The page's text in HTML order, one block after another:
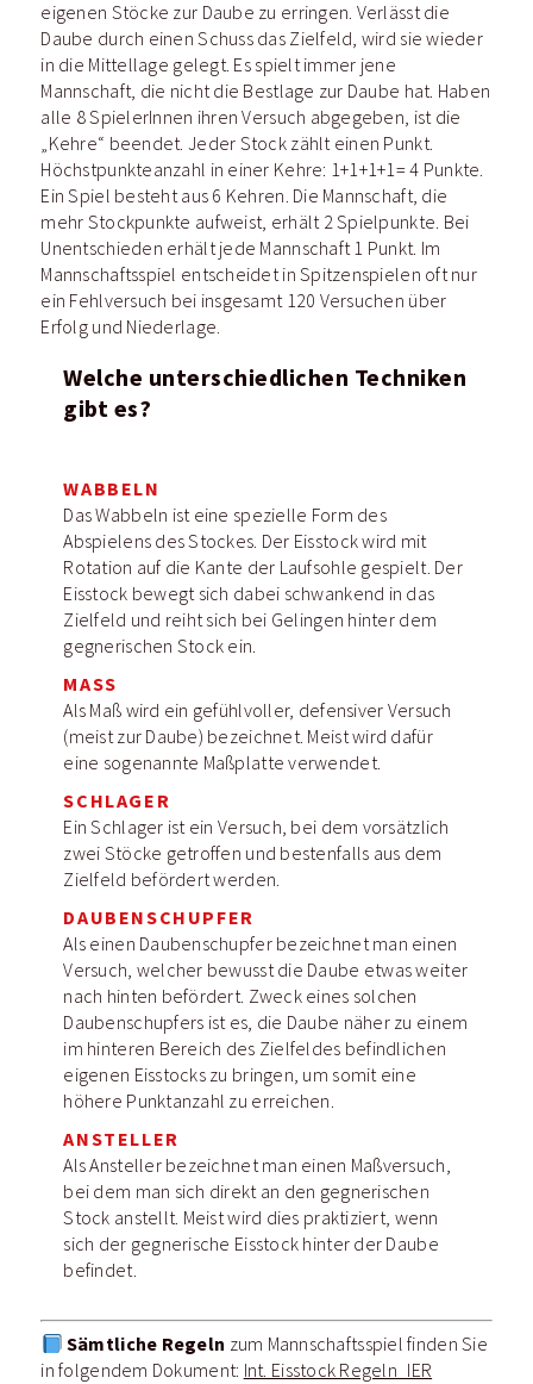
eigenen Stöcke zur Daube zu erringen. Verlässt die
Daube durch einen Schuss das Zielfeld, wird sie wieder
in die Mittellage gelegt. Es spielt immer jene
Mannschaft, die nicht die Bestlage zur Daube hat. Haben
alle 8 SpielerInnen ihren Versuch abgegeben, ist die
„Kehre“ beendet. Jeder Stock zählt einen Punkt.
Höchstpunkteanzahl in einer Kehre: 1+1+1+1= 4 Punkte.
Ein Spiel besteht aus 6 Kehren. Die Mannschaft, die
mehr Stockpunkte aufweist, erhält 2 Spielpunkte. Bei
Unentschieden erhält jede Mannschaft 1 Punkt. Im
Mannschaftsspiel entscheidet in Spitzenspielen oft nur
ein Fehlversuch bei insgesamt 120 Versuchen über
Erfolg und Niederlage.
Welche unterschiedlichen Techniken
gibt es?
WABBELN
Das Wabbeln ist eine spezielle Form des
Abspielens des Stockes. Der Eisstock wird mit
Rotation auf die Kante der Laufsohle gespielt. Der
Eisstock bewegt sich dabei schwankend in das
Zielfeld und reiht sich bei Gelingen hinter dem
gegnerischen Stock ein.
MASS
Als Maß wird ein gefühlvoller, defensiver Versuch
(meist zur Daube) bezeichnet. Meist wird dafür
eine sogenannte Maßplatte verwendet.
SCHLAGER
Ein Schlager ist ein Versuch, bei dem vorsätzlich
zwei Stöcke getroffen und bestenfalls aus dem
Zielfeld befördert werden.
DAUBENSCHUPFER
Als einen Daubenschupfer bezeichnet man einen
Versuch, welcher bewusst die Daube etwas weiter
nach hinten befördert. Zweck eines solchen
Daubenschupfers ist es, die Daube näher zu einem
im hinteren Bereich des Zielfeldes befindlichen
eigenen Eisstocks zu bringen, um somit eine
höhere Punktanzahl zu erreichen.
ANSTELLER
Als Ansteller bezeichnet man einen Maßversuch,
bei dem man sich direkt an den gegnerischen
Stock anstellt. Meist wird dies praktiziert, wenn
sich der gegnerische Eisstock hinter der Daube
befindet.
Sämtliche Regeln zum Mannschaftsspiel finden Sie
in folgendem Dokument: Int. Eisstock Regeln_IER